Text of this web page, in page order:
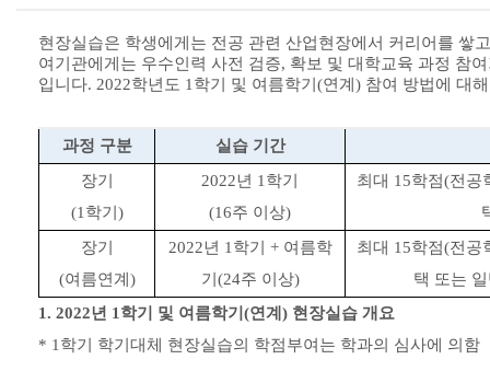
현장실습은 학생에게는 전공 관련 산업현장에서 커리어를 쌓
여기관에게는 우수인력 사전 검증, 확보 및 대학교육 과정 참
입니다. 2022학년도 1 학기 및 여름학기 (연계 ) 참여 방법에 대
과정 구분
실습 기간
장기
(1 학기 )
2022년 1 학기
(16주 이상)
최대 15학점(전공
장기
(여름연계 )
2022년 1 학기 + 여름학
기 (24주 이상)
최대 15학점(전공
택 또는
1. 2022년 1 학기 및 여름학기 (연계 ) 현장실습 개요
* 1 학기 학기대체 현장실습의 학점부여는 학과의 심사에 의함